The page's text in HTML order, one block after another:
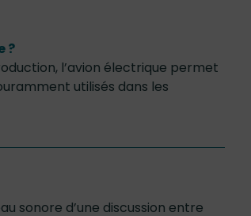
?
l’avion électrique permet
utilisés dans les
sonore d’une discussion entre